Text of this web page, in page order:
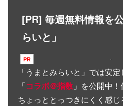
[PR] 毎週無料情報を
らいと」
「うまとみらいと 」では安
「コラボ＠指数 」を公開中
ちょっととっつきにくく感